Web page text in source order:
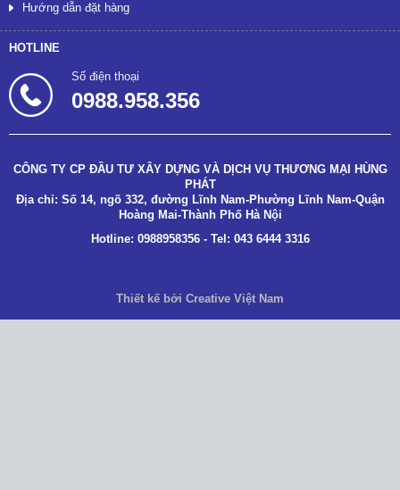
Hướng dẫn đặt hàng
HOTLINE
Số điện thoại
0988.958.356
CÔNG TY CP ĐẦU TƯ XÂY DỰNG VÀ DỊCH VỤ THƯƠNG MẠI HÙNG
PHÁT
Địa chỉ: Số 14, ngõ 332, đường Lĩnh Nam-Phường Lĩnh Nam-Quận
Hoàng Mai-Thành Phố Hà Nội
Hotline: 0988958356 - Tel: 043 6444 3316
Thiết kế bởi Creative Việt Nam